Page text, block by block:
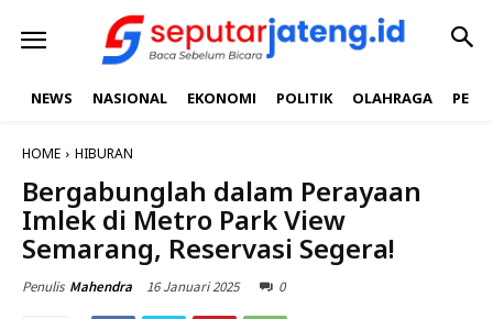
NEWS NASIONAL EKONOMI POLITIK OLAHRAGA
HOME HIBURAN
Bergabunglah dalam Perayaan
Imlek di Metro Park View
Semarang, Reservasi Segera!
Penulis Mahendra 16 Januari 2025 0